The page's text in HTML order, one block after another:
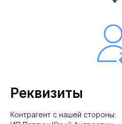
Реквизиты
Контрагент с нашей стороны: